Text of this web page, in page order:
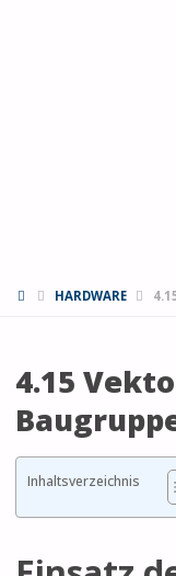
STARTHARDWARE
4.15
Inhaltsverzeichnis